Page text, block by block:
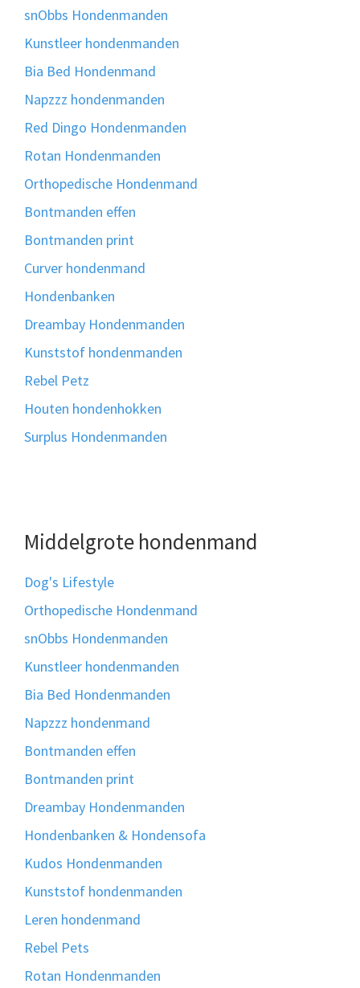
snObbs Hondenmanden
Kunstleer hondenmanden
Bia Bed Hondenmand
Napzzz hondenmanden
Red Dingo Hondenmanden
Rotan Hondenmanden
Orthopedische Hondenmand
Bontmanden effen
Bontmanden print
Curver hondenmand
Hondenbanken
Dreambay Hondenmanden
Kunststof hondenmanden
Rebel Petz
Houten hondenhokken
Surplus Hondenmanden
Middelgrote hondenmand
Dog's Lifestyle
Orthopedische Hondenmand
snObbs Hondenmanden
Kunstleer hondenmanden
Bia Bed Hondenmanden
Napzzz hondenmand
Bontmanden effen
Bontmanden print
Dreambay Hondenmanden
Hondenbanken & Hondensofa
Kudos Hondenmanden
Kunststof hondenmanden
Leren hondenmand
Rebel Pets
Rotan Hondenmanden